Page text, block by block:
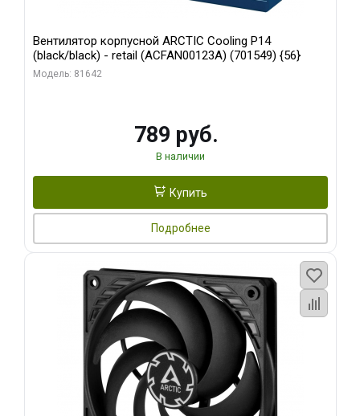
Вентилятор корпусной ARCTIC Cooling P14
(black/black) - retail (ACFAN00123A) (701549) {56}
Модель: 81642
789 руб.
В наличии
Купить
Подробнее